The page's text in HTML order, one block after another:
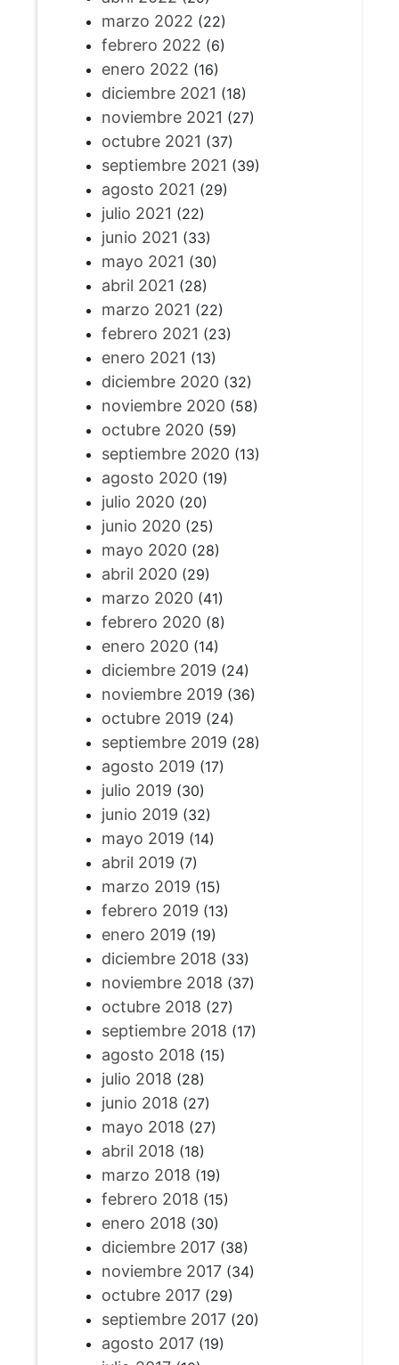
marzo 2022 (22)
febrero 2022 (6)
enero 2022 (16)
diciembre 2021 (18)
noviembre 2021 (27)
octubre 2021 (37)
septiembre 2021 (39)
agosto 2021 (29)
julio 2021 (22)
junio 2021 (33)
mayo 2021 (30)
abril 2021 (28)
marzo 2021 (22)
febrero 2021 (23)
enero 2021 (13)
diciembre 2020(32)
noviembre 2020(58)
octubre 2020(59)
septiembre 2020(13)
agosto 2020(19)
julio 2020(20)
junio 2020(25)
mayo 2020(28)
abril 2020(29)
marzo 2020(41)
febrero 2020(8)
enero 2020(14)
diciembre 2019 (24)
noviembre 2019 (36)
octubre 2019 (24)
septiembre 2019 (28)
agosto 2019 (17)
julio 2019 (30)
junio 2019 (32)
mayo 2019 (14)
abril 2019 (7)
marzo 2019 (15)
febrero 2019 (13)
enero 2019 (19)
diciembre 2018 (33)
noviembre 2018 (37)
octubre 2018 (27)
septiembre 2018 (17)
agosto 2018 (15)
julio 2018 (28)
junio 2018 (27)
mayo 2018 (27)
abril 2018 (18)
marzo 2018 (19)
febrero 2018 (15)
enero 2018 (30)
diciembre 2017(38)
noviembre 2017(34)
octubre 2017(29)
septiembre 2017(20)
agosto 2017(19)